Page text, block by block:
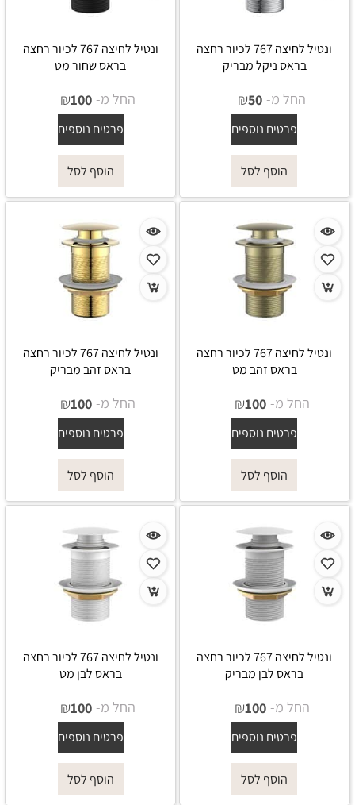
ונטיל לחיצה 767 לכיור רחצה
בראס ניקל מבריק
החל מ- ₪50
פרטים נוספים
הוסף לסל
ונטיל לחיצה 767 לכיור רחצה
בראס שחור מט
החל מ- ₪100
פרטים נוספים
הוסף לסל
ונטיל לחיצה 767 לכיור רחצה
בראס זהב מט
החל מ- ₪100
פרטים נוספים
הוסף לסל
ונטיל לחיצה 767 לכיור רחצה
בראס זהב מבריק
החל מ- ₪100
פרטים נוספים
הוסף לסל
ונטיל לחיצה 767 לכיור רחצה
בראס לבן מבריק
החל מ- ₪100
פרטים נוספים
הוסף לסל
ונטיל לחיצה 767 לכיור רחצה
בראס לבן מט
החל מ- ₪100
פרטים נוספים
הוסף לסל